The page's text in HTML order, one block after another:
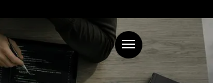
Menu